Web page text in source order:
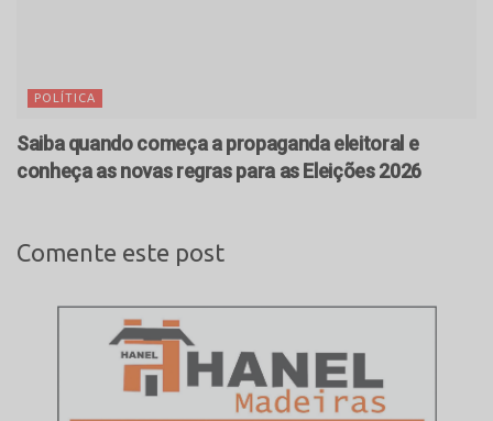
POLÍTICA
Saiba quando começa a propaganda eleitoral e
conheça as novas regras para as Eleições 2026
Comente este post